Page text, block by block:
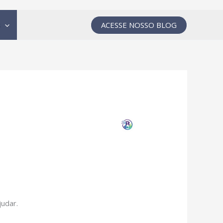
ACESSE NOSSO BLOG